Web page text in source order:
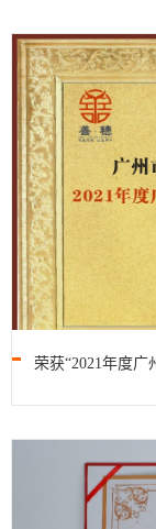
荣获“2021年度